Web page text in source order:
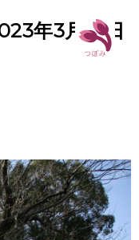
年3月10日